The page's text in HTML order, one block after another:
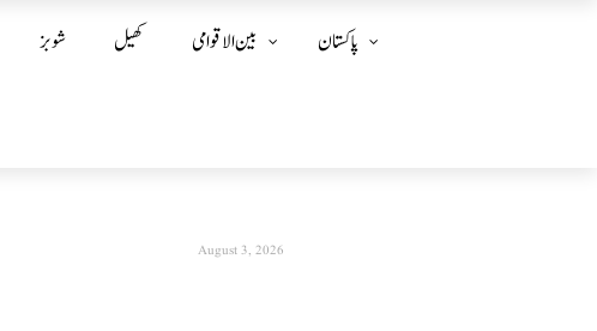
شوبز کھیل بین الا قوامی پاکستان
August 3, 2026